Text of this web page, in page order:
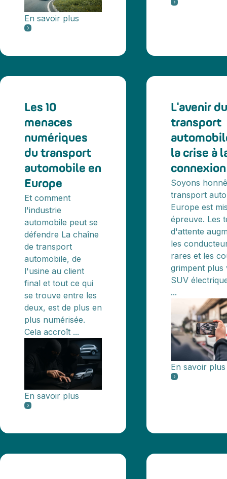
En savoir plus
Les 10
menaces
numériques
du transport
automobile en
Europe
Et comment
l'industrie
automobile peut se
défendre La chaîne
de transport
automobile, de
l'usine au client
final et tout ce qui
se trouve entre les
deux, est de plus en
plus numérisée.
Cela accroît ...
En savoir plus
L'avenir du
transport
la crise à
connexion
Soyons
transport
Europe est
épreuve. Les
d'attente
les
rares et les
grimpent plus
SUV
...
En savoir plus